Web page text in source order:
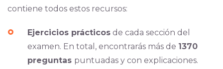
contiene todos estos recursos:
Ejercicios prácticosde cada sección del
examen. En total, encontrarás más de 1370
preguntas puntuadas y con explicaciones.